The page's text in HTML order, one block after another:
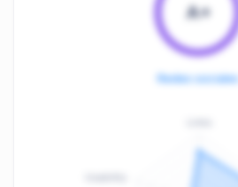
A+
Redes sociales